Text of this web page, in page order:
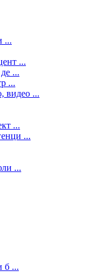
...
...
...
...
видео ...
...
...
...
б ...